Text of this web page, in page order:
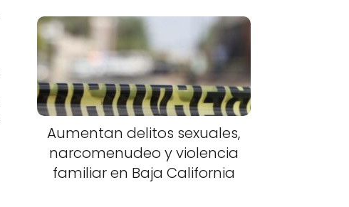
Aumentan delitos sexuales,
narcomenudeo y violencia
familiar en Baja California